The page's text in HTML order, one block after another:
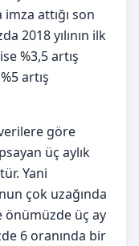
attığı son
2018 yılının ilk
%3,5 artış
artış
göre
üç aylık
Yani
çok uzağında
önümüzde üç ay
6 oranında bir